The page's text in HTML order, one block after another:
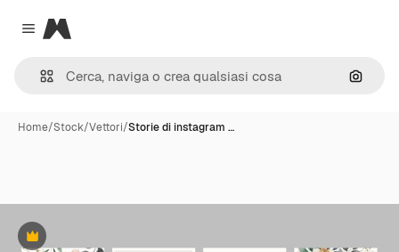
Close menu
Magnific
Cerca
Home/Stock/Vettori/Storie di instagram …
Premium